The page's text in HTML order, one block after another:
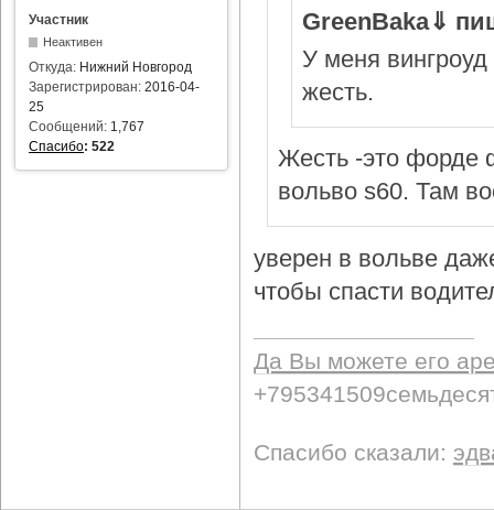
Участник
Неактивен
Откуда: Нижний Новгород
Зарегистрирован: 2016-04-
25
Сообщений: 1,767
Спасибо: 522
GreenBaka⇓
У меня вингроуд
жесть.
Жесть -это форде
вольво s60. Там
уверен в вольве
чтобы спасти
Да Вы можете его
Спасибо сказали: